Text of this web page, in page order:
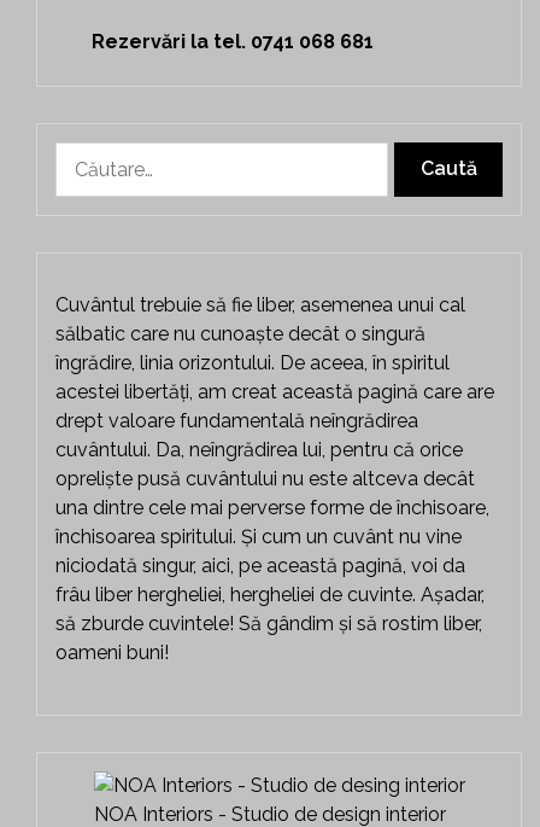
Rezervări la tel. 0741 068 681
după:
Cuvântul trebuie să fie liber, asemenea unui cal
sălbatic care nu cunoaște decât o singură
îngrădire, linia orizontului. De aceea, în spiritul
acestei libertăți, am creat această pagină care are
drept valoare fundamentală neîngrădirea
cuvântului. Da, neîngrădirea lui, pentru că orice
opreliște pusă cuvântului nu este altceva decât
una dintre cele mai perverse forme de închisoare,
închisoarea spiritului. Și cum un cuvânt nu vine
niciodată singur, aici, pe această pagină, voi da
frâu liber hergheliei, hergheliei de cuvinte. Așadar,
să zburde cuvintele! Să gândim și să rostim liber,
oameni buni!
NOA Interiors - Studio de design interior